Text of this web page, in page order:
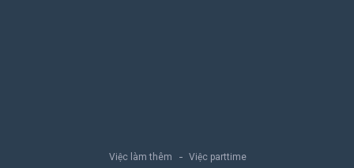
Việc làm thêm Việc parttime